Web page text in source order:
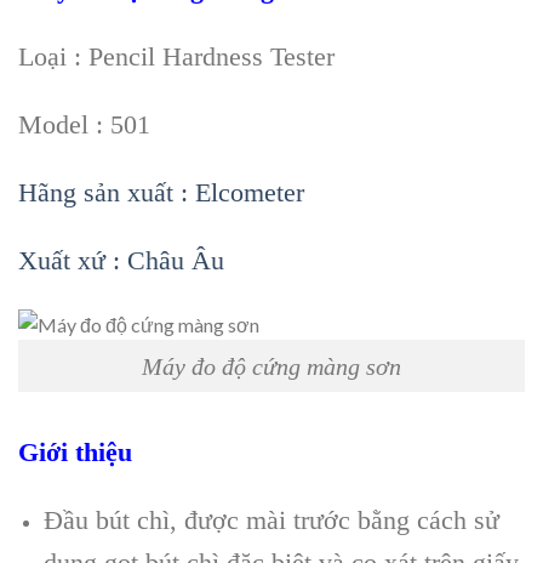
Loại : Pencil Hardness Tester
Model : 501
Hãng sản xuất : Elcometer
Xuất xứ : Châu Âu
Máy đo độ cứng màng sơn
Giới thiệu
Đầu bút chì, được mài trước bằng cách sử